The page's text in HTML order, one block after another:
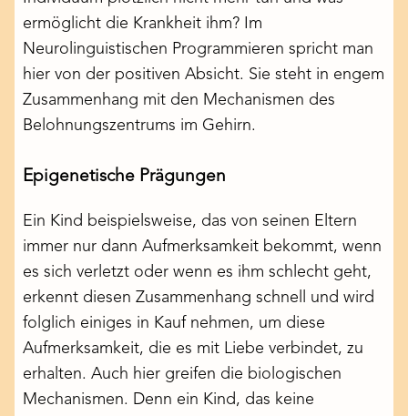
ermöglicht die Krankheit ihm? Im
Neurolinguistischen Programmieren spricht man
hier von der positiven Absicht. Sie steht in engem
Zusammenhang mit den Mechanismen des
Belohnungszentrums im Gehirn.
Epigenetische Prägungen
Ein Kind beispielsweise, das von seinen Eltern
immer nur dann Aufmerksamkeit bekommt, wenn
es sich verletzt oder wenn es ihm schlecht geht,
erkennt diesen Zusammenhang schnell und wird
folglich einiges in Kauf nehmen, um diese
Aufmerksamkeit, die es mit Liebe verbindet, zu
erhalten. Auch hier greifen die biologischen
Mechanismen. Denn ein Kind, das keine